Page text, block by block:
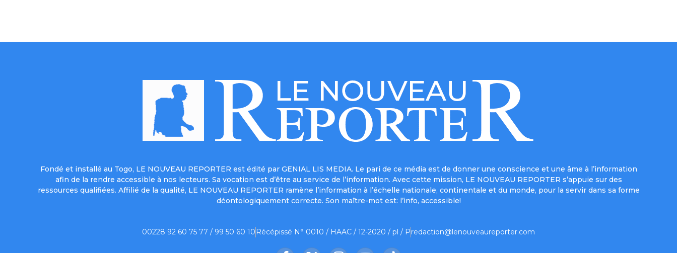
Fondé et installé au Togo, LE NOUVEAU REPORTER est édité par GENIAL LIS MEDIA. Le pari de ce média est de donner une conscience et une âme à l’information
afin de la rendre accessible à nos lecteurs. Sa vocation est d’être au service de l’information. Avec cette mission, LE NOUVEAU REPORTER s’appuie sur des
ressources qualifiées. Affilié de la qualité, LE NOUVEAU REPORTER ramène l’information à l’échelle nationale, continentale et du monde, pour la servir dans sa forme
déontologiquement correcte. Son maître-mot est: l’info, accessible!
00228 92 60 75 77 / 99 50 60 10 Récépissé N° 0010 / HAAC / 12-2020 / pl / Predaction@lenouveaureporter.com